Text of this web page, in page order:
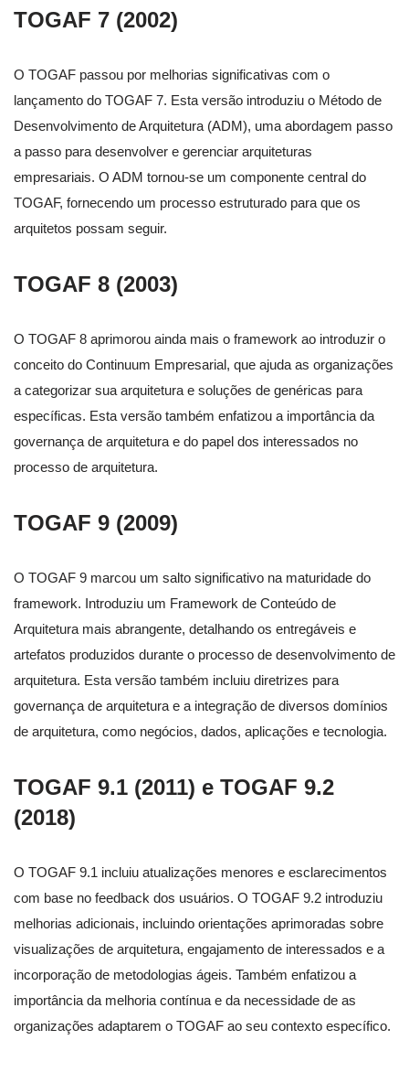
TOGAF 7 (2002)
O TOGAF passou por melhorias significativas com o
lançamento do TOGAF 7. Esta versão introduziu o Método de
Desenvolvimento de Arquitetura (ADM), uma abordagem passo
a passo para desenvolver e gerenciar arquiteturas
empresariais. O ADM tornou-se um componente central do
TOGAF, fornecendo um processo estruturado para que os
arquitetos possam seguir.
TOGAF 8 (2003)
O TOGAF 8 aprimorou ainda mais o framework ao introduzir o
conceito do Continuum Empresarial, que ajuda as organizações
a categorizar sua arquitetura e soluções de genéricas para
específicas. Esta versão também enfatizou a importância da
governança de arquitetura e do papel dos interessados no
processo de arquitetura.
TOGAF 9 (2009)
O TOGAF 9 marcou um salto significativo na maturidade do
framework. Introduziu um Framework de Conteúdo de
Arquitetura mais abrangente, detalhando os entregáveis e
artefatos produzidos durante o processo de desenvolvimento de
arquitetura. Esta versão também incluiu diretrizes para
governança de arquitetura e a integração de diversos domínios
de arquitetura, como negócios, dados, aplicações e tecnologia.
TOGAF 9.1 (2011) e TOGAF 9.2
(2018)
O TOGAF 9.1 incluiu atualizações menores e esclarecimentos
com base no feedback dos usuários. O TOGAF 9.2 introduziu
melhorias adicionais, incluindo orientações aprimoradas sobre
visualizações de arquitetura, engajamento de interessados e a
incorporação de metodologias ágeis. Também enfatizou a
importância da melhoria contínua e da necessidade de as
organizações adaptarem o TOGAF ao seu contexto específico.